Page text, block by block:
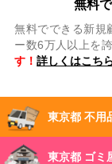
無料
無料でできる新規
ー数6万人以上を
す！詳しくはこち
東京都 不用
東京都 ゴミ